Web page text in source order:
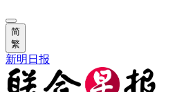
简
繁
新明日报